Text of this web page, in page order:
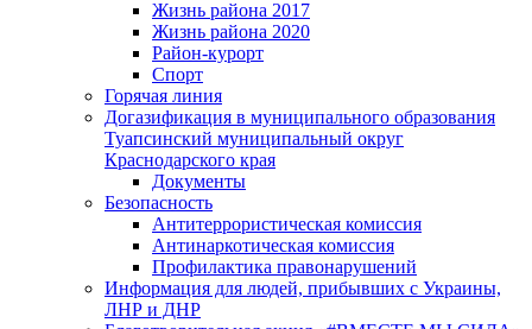
Жизнь района 2017
Жизнь района 2020
Район-курорт
Спорт
Горячая линия
Догазификация в муниципального образования
Туапсинский муниципальный округ
Краснодарского края
Документы
Безопасность
Антитеррористическая комиссия
Антинаркотическая комиссия
Профилактика правонарушений
Информация для людей, прибывших с Украины,
ЛНР и ДНР